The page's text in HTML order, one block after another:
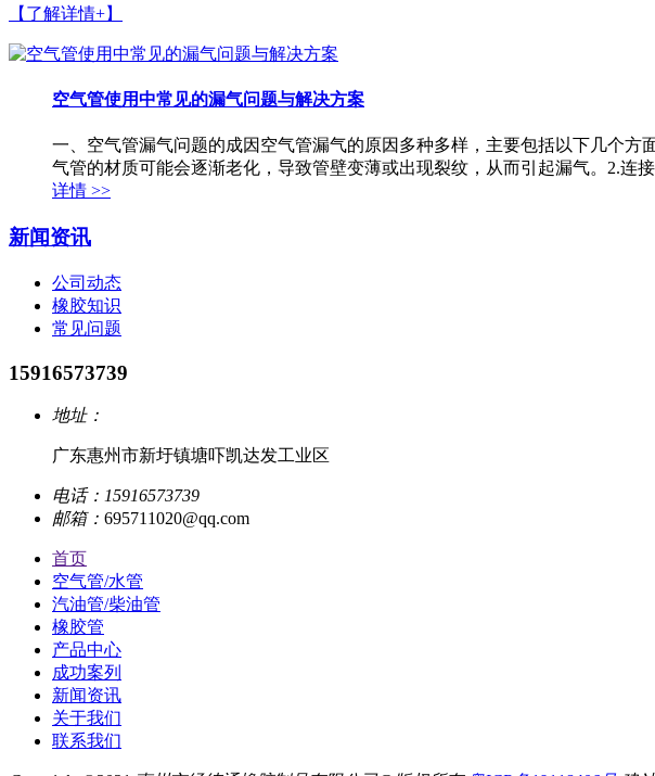
【了解详情+】
空气管使用中常见的漏气问题与解决方案
一、空气管漏气问题的成因空气管漏气的原因多种多样，主要包括以下几个方
气管的材质可能会逐渐老化，导致管壁变薄或出现裂纹，从而引起漏气。2.连接
详情 >>
新闻资讯
公司动态
橡胶知识
常见问题
15916573739
地址：
广东惠州市新圩镇塘吓凯达发工业区
电话： 15916573739
邮箱： 695711020@qq.com
首页
空气管/水管
汽油管/柴油管
橡胶管
产品中心
成功案列
新闻资讯
关于我们
联系我们